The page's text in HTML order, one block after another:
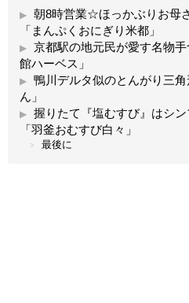
朝8時営業☆ほっかぶりお母
「まんぷくおにぎり米都」
京都駅の地元民が愛す名物
館ハーベス」
鴨川デルタ似のとんがり三
ん」
握りたて『塩むすび』はシ
「羽釜おむすび白々」
最後に